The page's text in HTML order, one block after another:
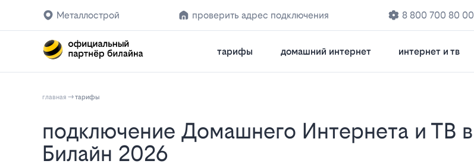
Металлострой проверить адрес подключения 8 800 700 80 00
тарифы домашний интернет интернет и тв
главная тарифы
Подключение Домашнего Интернета и ТВ в Металлострое: Тарифы
Билайн 2026